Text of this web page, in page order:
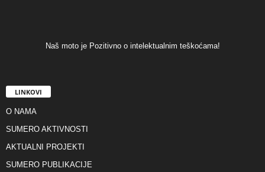
Naš moto je Pozitivno o intelektualnim teškoćama!
LINKOVI
O NAMA
SUMERO AKTIVNOSTI
AKTUALNI PROJEKTI
SUMERO PUBLIKACIJE